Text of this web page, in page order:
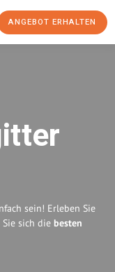
ANGEBOT ERHALTEN
sein! Erleben Sie
sich die besten